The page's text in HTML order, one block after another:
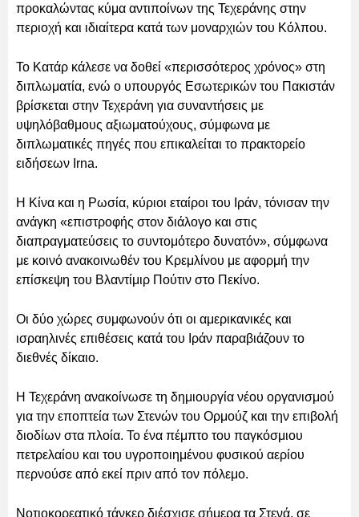
προκαλώντας κύμα αντιποίνων της Τεχεράνης στην
περιοχή και ιδιαίτερα κατά των μοναρχιών του Κόλπου.
Το Κατάρ κάλεσε να δοθεί «περισσότερος χρόνος» στη
διπλωματία, ενώ ο υπουργός Εσωτερικών του Πακιστάν
βρίσκεται στην Τεχεράνη για συναντήσεις με
υψηλόβαθμους αξιωματούχους, σύμφωνα με
διπλωματικές πηγές που επικαλείται το πρακτορείο
ειδήσεων Irna.
Η Κίνα και η Ρωσία, κύριοι εταίροι του Ιράν, τόνισαν την
ανάγκη «επιστροφής στον διάλογο και στις
διαπραγματεύσεις το συντομότερο δυνατόν», σύμφωνα
με κοινό ανακοινωθέν του Κρεμλίνου με αφορμή την
επίσκεψη του Βλαντίμιρ Πούτιν στο Πεκίνο.
Οι δύο χώρες συμφωνούν ότι οι αμερικανικές και
ισραηλινές επιθέσεις κατά του Ιράν παραβιάζουν το
διεθνές δίκαιο.
Η Τεχεράνη ανακοίνωσε τη δημιουργία νέου οργανισμού
για την εποπτεία των Στενών του Ορμούζ και την επιβολή
διοδίων στα πλοία. Το ένα πέμπτο του παγκόσμιου
πετρελαίου και του υγροποιημένου φυσικού αερίου
περνούσε από εκεί πριν από τον πόλεμο.
Νοτιοκορεατικό τάνκερ διέσχισε σήμερα τα Στενά, σε